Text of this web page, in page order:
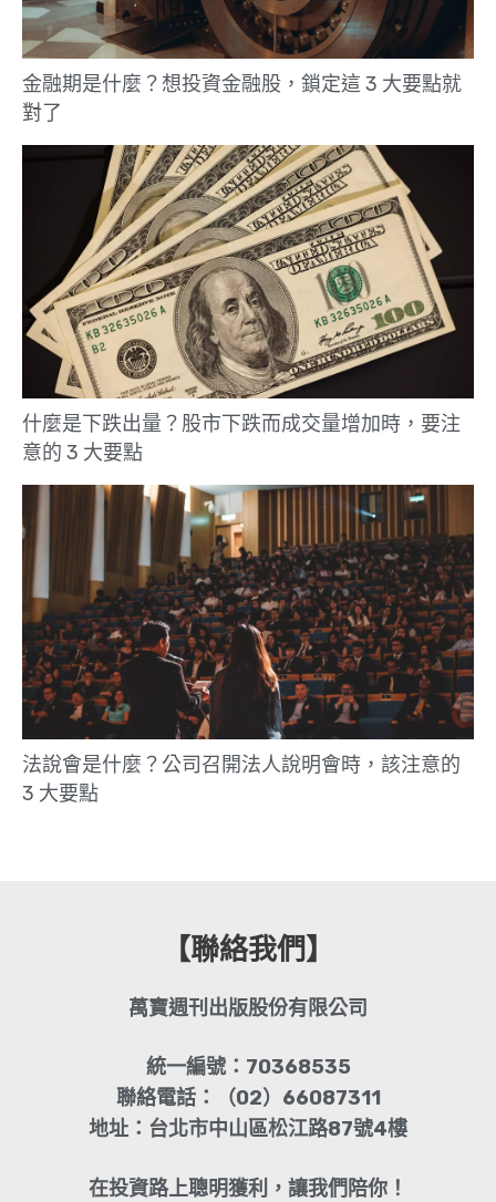
金融期是什麼？想投資金融股，鎖定這 3 大要點就
對了
什麼是下跌出量？股市下跌而成交量增加時，要注
意的 3 大要點
法說會是什麼？公司召開法人說明會時，該注意的
3 大要點
【聯絡我們】
萬寶週刊出版股份有限公司
統一編號：70368535
聯絡電話：（02）66087311
地址：台北市中山區松江路87號4樓
在投資路上聰明獲利，讓我們陪你！